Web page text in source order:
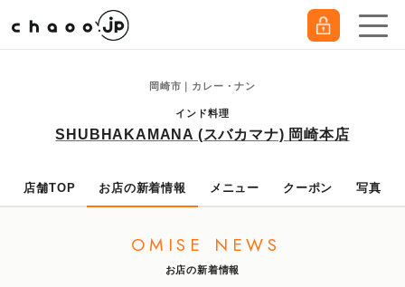
岡崎市｜カレー・ナン
インド料理
SHUBHAKAMANA (スバカマナ) 岡崎本店
店舗TOP お店の新着情報 メニュー クーポン 写真
OMISE NEWS
お店の新着情報